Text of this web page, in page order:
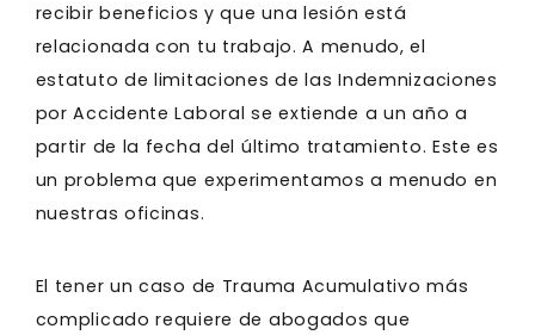
recibir beneficios y que una lesión está
relacionada con tu trabajo. A menudo, el
estatuto de limitaciones de las Indemnizaciones
por Accidente Laboral se extiende a un año a
partir de la fecha del último tratamiento. Este es
un problema que experimentamos a menudo en
nuestras oficinas.
El tener un caso de Trauma Acumulativo más
complicado requiere de abogados que